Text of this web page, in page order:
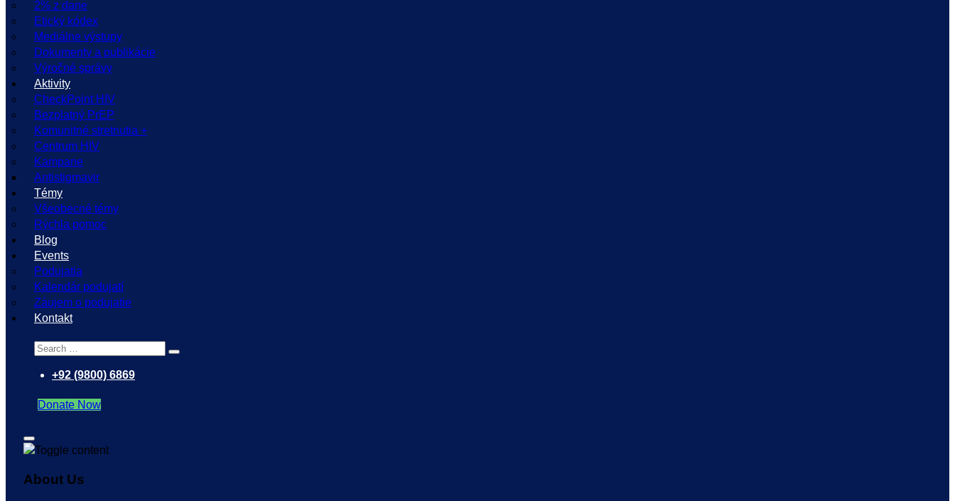
2% z dane
Etický kódex
Mediálne výstupy
Dokumenty a publikácie
Výročné správy
Aktivity
CheckPoint HIV
Bezplatný PrEP
Komunitné stretnutia +
Centrum HIV
Kampane
Antistigmavir
Témy
Všeobecné témy
Rýchla pomoc
Blog
Events
Podujatia
Kalendár podujatí
Záujem o podujatie
Kontakt
+92 (9800) 6869
Donate Now
About Us